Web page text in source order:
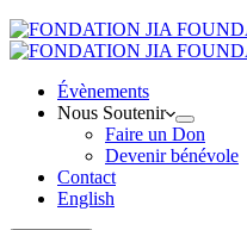
Évènements
Nous Soutenir
Faire un Don
Devenir bénévole
Contact
English